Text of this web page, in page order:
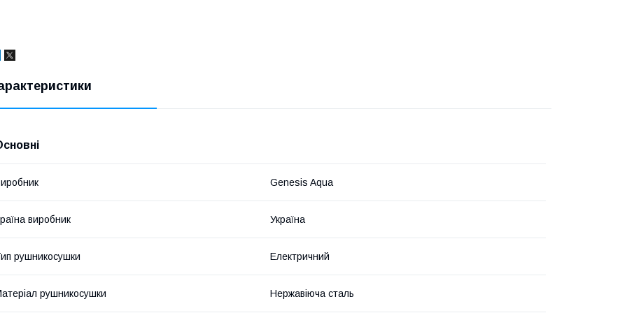
Genesis Aqua
виробник Україна
рушникосушки Електричний
рушникосушки Нержавіюча сталь